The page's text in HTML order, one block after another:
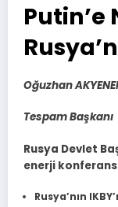
Putin’e
Oğuzhan
Tespam Başkanı
Rusya Devlet
enerji
Rusya’nın